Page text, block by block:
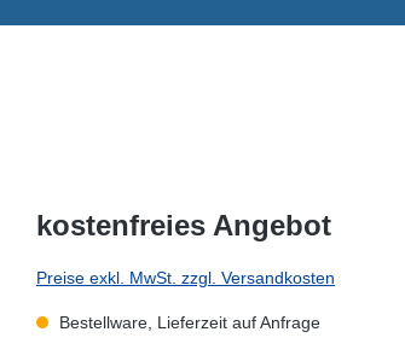
kostenfreies Angebot
Preise exkl. MwSt. zzgl. Versandkosten
Bestellware, Lieferzeit auf Anfrage